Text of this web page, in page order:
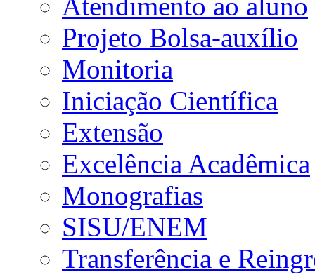
Projeto Bolsa-auxílio
Monitoria
Iniciação Científica
Extensão
Excelência Acadêmica
Monografias
SISU/ENEM
Transferência e